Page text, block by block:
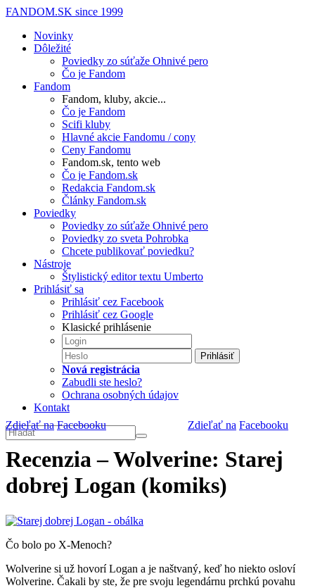
FANDOM.SK since 1999
Novinky
Dôležité
Poviedky zo súťaže Ohnivé pero
Čo je Fandom
Fandom
Fandom, kluby, akcie...
Čo je Fandom
Scifi kluby
Hlavné akcie Fandomu / cony
Ceny Fandomu
Fandom.sk, tento web
Čo je Fandom.sk
Redakcia Fandom.sk
Články Fandom.sk
Poviedky
Poviedky zo súťaže Ohnivé pero
Poviedky zo sveta Pohrobka
Chcete publikovať poviedku?
Nástroje
Štylistický editor textu Umberto
Prihlásiť sa
Prihlásiť cez Facebook
Prihlásiť cez Google
Klasické prihlásenie
Prihlásiť
Nová registrácia
Zabudli ste heslo?
Ochrana osobných údajov
Kontakt
Zdieľať na Facebooku
Zdieľať na Facebooku
Recenzia – Wolverine: Starej
dobrej Logan (komiks)
Čo bolo po X-Menoch?
Wolverine si už hovorí Logan a je naštvaný, keď ho niekto osloví
Wolverine. Čakali by ste, že pre svoju legendárnu prchkú povahu